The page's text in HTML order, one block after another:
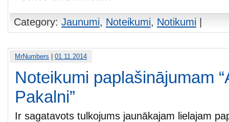
Category: Jaunumi, Noteikumi, Notikumi
MrNumbers 01.11.2014
Noteikumi paplašinājumam
Pakalni”
Ir sagatavots tulkojums jaunākajam lielajam